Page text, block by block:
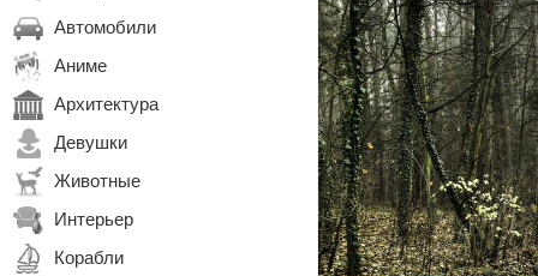
Автомобили
Аниме
Архитектура
Девушки
Животные
Интерьер
Корабли